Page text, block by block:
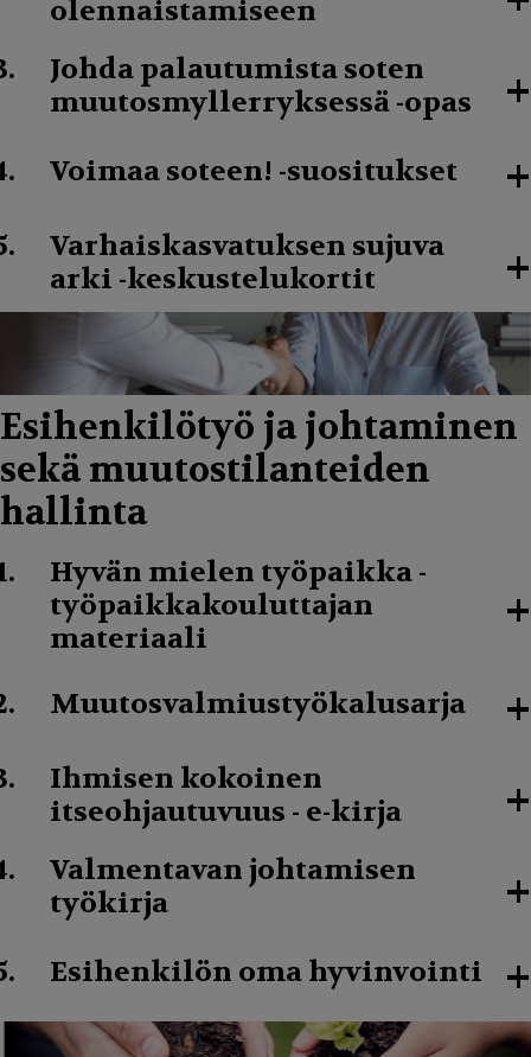
olennaistamiseen
Johda palautumista soten
muutosmyllerryksessä -opas
+
Voimaa soteen! -suositukset +
Varhaiskasvatuksen sujuva
arki -keskustelukortit
+
Esihenkilötyö ja johtaminen
sekä muutostilanteiden
hallinta
Hyvän mielen työpaikka -
työpaikkakouluttajan
materiaali
+
Muutosvalmiustyökalusarja +
Ihmisen kokoinen
itseohjautuvuus - e-kirja
+
Valmentavan johtamisen
työkirja
+
Esihenkilön oma hyvinvointi +